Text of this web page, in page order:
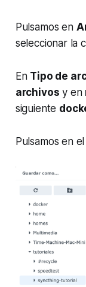
Pulsamos en
seleccionar la
En Tipo de
archivos y en
siguiente
Pulsamos en